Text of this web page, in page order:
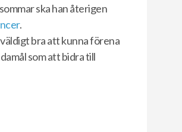
ska han återigen
.
bra att kunna förena
som att bidra till